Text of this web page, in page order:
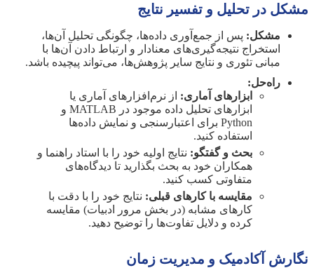
مشکل در تحلیل و تفسیر نتایج
مشکل: پس از جمع‌آوری داده‌ها، چگونگی تحلیل آن‌ها،
استخراج نتیجه‌گیری‌های معنادار و ارتباط دادن آن‌ها با
مبانی تئوری و نتایج سایر پژوهش‌ها، می‌تواند پیچیده باشد.
راه‌حل:
ابزارهای آماری: از نرم‌افزارهای آماری یا
ابزارهای تحلیل داده موجود در MATLAB و
Python برای اعتبارسنجی و نمایش داده‌ها
استفاده کنید.
بحث و گفتگو: نتایج اولیه خود را با استاد راهنما و
همکاران خود به بحث بگذارید تا دیدگاه‌های
متفاوتی کسب کنید.
مقایسه با کارهای قبلی: نتایج خود را با دقت با
کارهای مشابه (در بخش مرور ادبیات) مقایسه
کرده و دلایل تفاوت‌ها را توضیح دهید.
نگارش آکادمیک و مدیریت زمان